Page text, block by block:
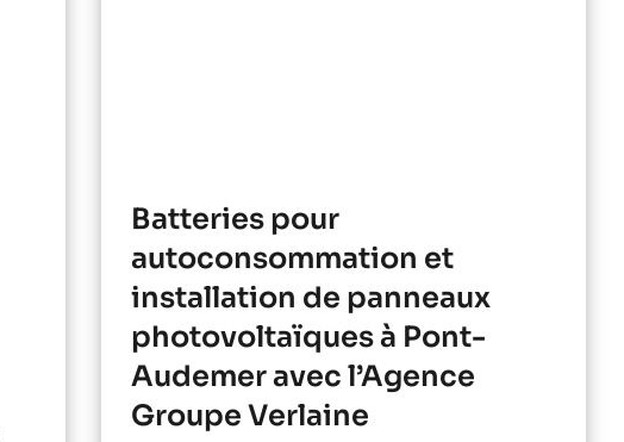
Batteries pour
autoconsommation et
installation de panneaux
photovoltaïques à Pont-
Audemer avec l’Agence
Groupe Verlaine